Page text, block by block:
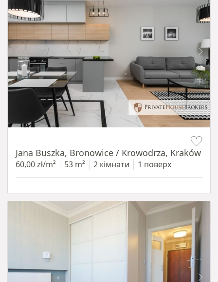
Jana Buszka, Bronowice / Krowodrza, Kraków
60,00 zł/m² 53 m² 2 кімнати 1 поверх